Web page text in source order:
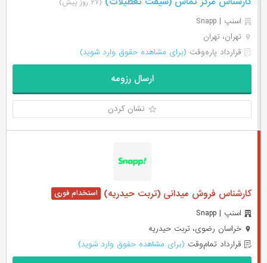
(۲۷ روز پیش)
اسنپ | Snapp
تهران، تهران
قرارداد پاره‌وقت (برای مشاهده حقوق وارد شوید)
ارسال رزومه
نشان کردن
کارشناس فروش میدانی (تربت حیدریه)
اسنپ | Snapp
خراسان رضوی، تربت حیدریه
قرارداد تمام‌وقت (برای مشاهده حقوق وارد شوید)